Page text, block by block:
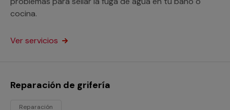
cocina.
Ver servicios
Reparación de grifería
Reparación